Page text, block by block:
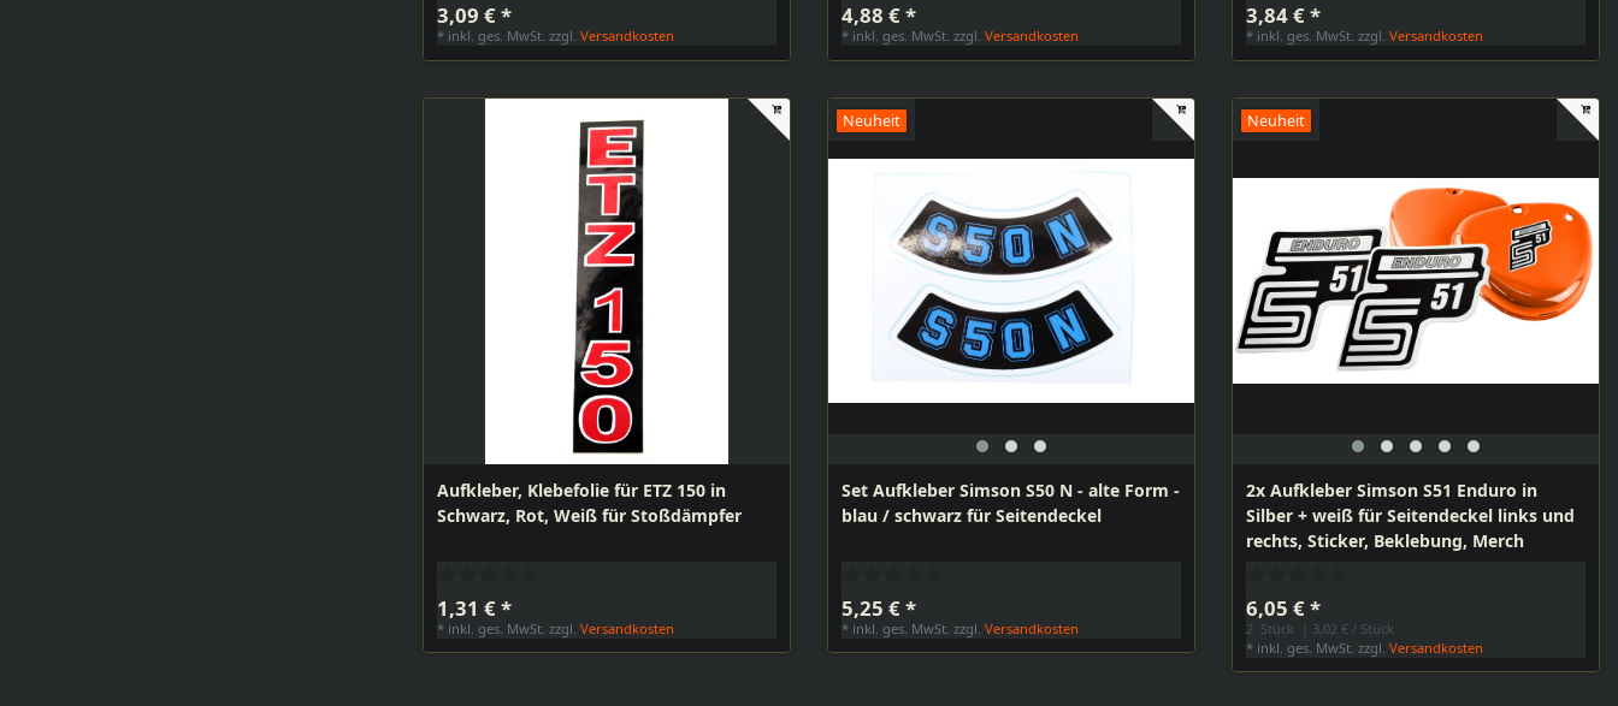
3,09 € *
* inkl. ges. MwSt. zzgl.Versandkosten
4,88 € *
* inkl. ges. MwSt. zzgl.Versandkosten
3,84 € *
* inkl. ges. MwSt. zzgl.Versandkosten
Aufkleber, Klebefolie für ETZ 150 in
Schwarz, Rot, Weiß für Stoßdämpfer
1,31 € *
* inkl. ges. MwSt. zzgl.Versandkosten
Neuheit
Set Aufkleber Simson S50 N - alte Form -
blau / schwarz für Seitendeckel
5,25 € *
* inkl. ges. MwSt. zzgl.Versandkosten
Neuheit
2x Aufkleber Simson S51 Enduro in
Silber + weiß für Seitendeckel links und
rechts, Sticker, Beklebung, Merch
6,05 € *
2 Stück
| 3,02 € / Stück
* inkl. ges. MwSt. zzgl.Versandkosten